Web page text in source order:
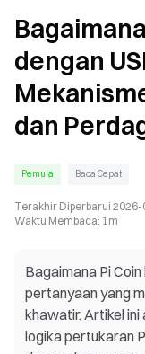
dengan
dan
Pemula Baca Cepat
Terakhir Diperbarui 2026-
Waktu Membaca: 1m
Bagaimana Pi
pertanyaan yang
khawatir. Artikel
logika pertukaran